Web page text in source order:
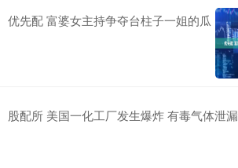
优先配 富婆女主持争夺台柱子一姐的瓜
股配所 美国一化工厂发生爆炸 有毒气体泄漏